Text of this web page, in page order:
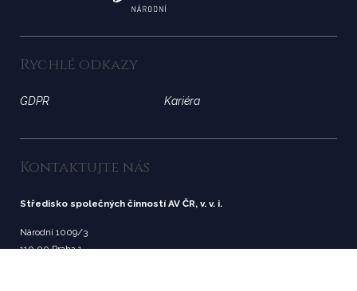
Rychlé odkazy
GDPR Kariéra
Kontaktujte nás
Středisko společných činností AV ČR, v. v. i.
Národní 1009/3
110 00 Praha 1